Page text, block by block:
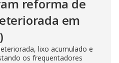
reforma de
em
lixo acumulado e
os frequentadores